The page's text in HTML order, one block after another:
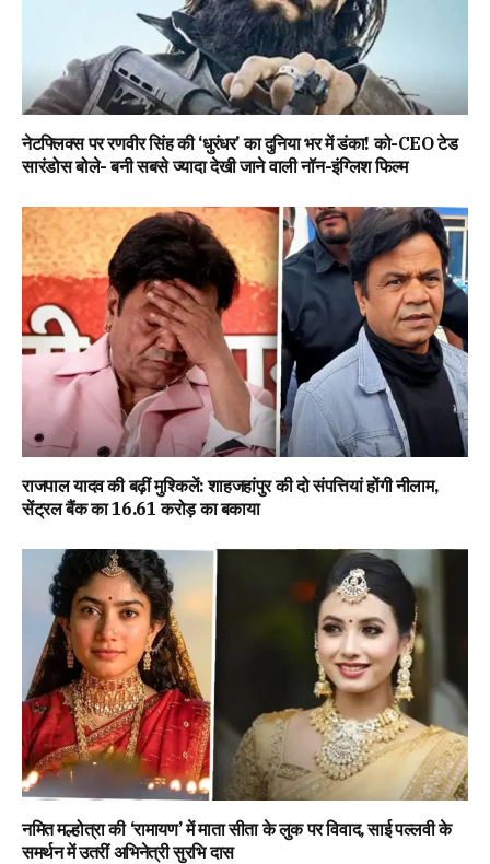
नेटफ्लिक्स पर रणवीर सिंह की ‘धुरंधर’ का दुनिया भर में डंका! को-CEO टेड
सारंडोस बोले- बनी सबसे ज्यादा देखी जाने वाली नॉन-इंग्लिश फिल्म
राजपाल यादव की बढ़ीं मुश्किलें: शाहजहांपुर की दो संपत्तियां होंगी नीलाम,
सेंट्रल बैंक का ₹16.61 करोड़ का बकाया
नमित मल्होत्रा की ‘रामायण’ में माता सीता के लुक पर विवाद, साई पल्लवी के
समर्थन में उतरीं अभिनेत्री सुरभि दास